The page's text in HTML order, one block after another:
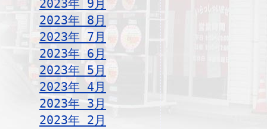
2023年 9月
2023年 8月
2023年 7月
2023年 6月
2023年 5月
2023年 4月
2023年 3月
2023年 2月